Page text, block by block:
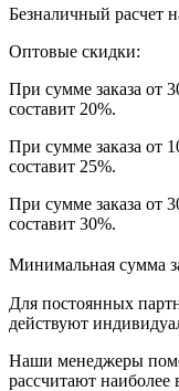
Безналичный расчет
Оптовые скидки:
При сумме заказа от
составит 20%.
При сумме заказа от
составит 25%.
При сумме заказа от
составит 30%.
Минимальная сумма
Для постоянных
действуют
Наши менеджеры
рассчитают наиболее